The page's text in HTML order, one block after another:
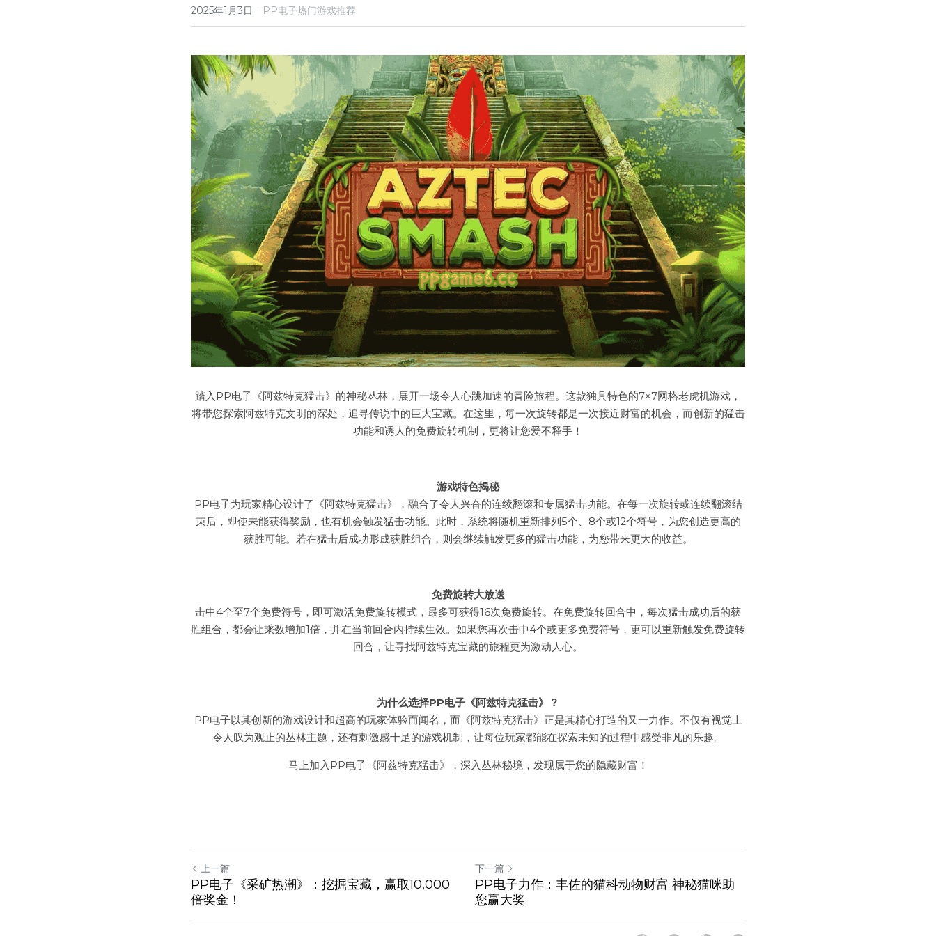
2025年1月3日 · PP电子热门游戏推荐
踏入PP电子《阿兹特克猛击》的神秘丛林，展开一场令人心跳加速的冒险旅程。这款独具特色的7×7网格老虎机游戏，
将带您探索阿兹特克文明的深处，追寻传说中的巨大宝藏。在这里，每一次旋转都是一次接近财富的机会，而创新的猛击
功能和诱人的免费旋转机制，更将让您爱不释手！
游戏特色揭秘
PP电子为玩家精心设计了《阿兹特克猛击》，融合了令人兴奋的连续翻滚和专属猛击功能。在每一次旋转或连续翻滚结
束后，即使未能获得奖励，也有机会触发猛击功能。此时，系统将随机重新排列5个、8个或12个符号，为您创造更高的
获胜可能。若在猛击后成功形成获胜组合，则会继续触发更多的猛击功能，为您带来更大的收益。
免费旋转大放送
击中4个至7个免费符号，即可激活免费旋转模式，最多可获得16次免费旋转。在免费旋转回合中，每次猛击成功后的获
胜组合，都会让乘数增加1倍，并在当前回合内持续生效。如果您再次击中4个或更多免费符号，更可以重新触发免费旋转
回合，让寻找阿兹特克宝藏的旅程更为激动人心。
为什么选择PP电子《阿兹特克猛击》？
PP电子以其创新的游戏设计和超高的玩家体验而闻名，而《阿兹特克猛击》正是其精心打造的又一力作。不仅有视觉上
令人叹为观止的丛林主题，还有刺激感十足的游戏机制，让每位玩家都能在探索未知的过程中感受非凡的乐趣。
马上加入PP电子《阿兹特克猛击》，深入丛林秘境，发现属于您的隐藏财富！
上一篇
PP电子《采矿热潮》：挖掘宝藏，赢取10,000
倍奖金！
下一篇
PP电子力作：丰佐的猫科动物财富 神秘猫咪助
您赢大奖